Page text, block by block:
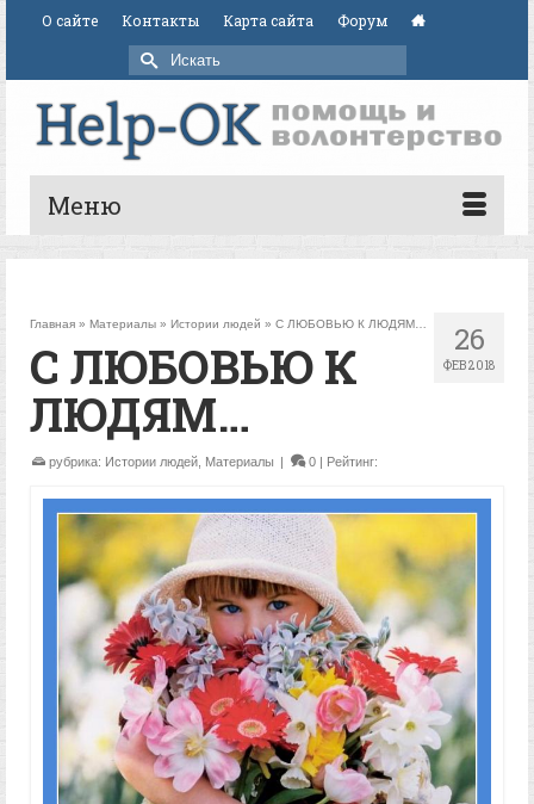
О сайте Контакты Карта сайта
Форум
Искать:
Меню
26
ФЕВ 2018
Главная » Материалы » Истории людей » С ЛЮБОВЬЮ К ЛЮДЯМ…
С ЛЮБОВЬЮ К
ЛЮДЯМ…
рубрика: Истории людей Материалы | 0 | Рейтинг: